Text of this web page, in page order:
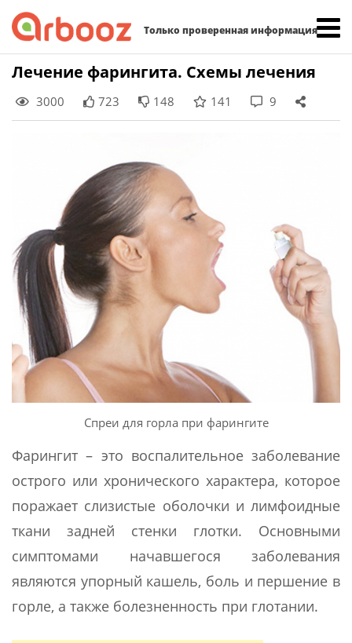
Только проверенная информация
Skip
content
Лечение фарингита. Схемы лечения
3000 723 148 141 9
Спреи для горла при фарингите
Фарингит – это воспалительное заболевание
острого или хронического характера, которое
поражает слизистые оболочки и лимфоидные
ткани задней стенки глотки. Основными
симптомами начавшегося заболевания
являются упорный кашель, боль и першение в
горле, а также болезненность при глотании.
Найти: